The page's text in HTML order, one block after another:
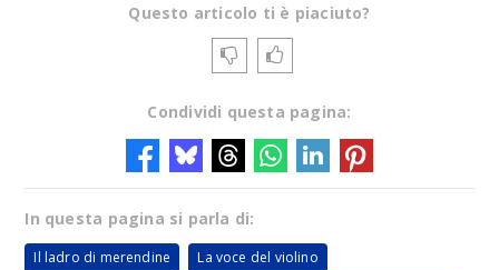
Questo articolo ti è piaciuto?
Condividi questa pagina:
In questa pagina si parla di:
Il ladro di merendine La voce del violino